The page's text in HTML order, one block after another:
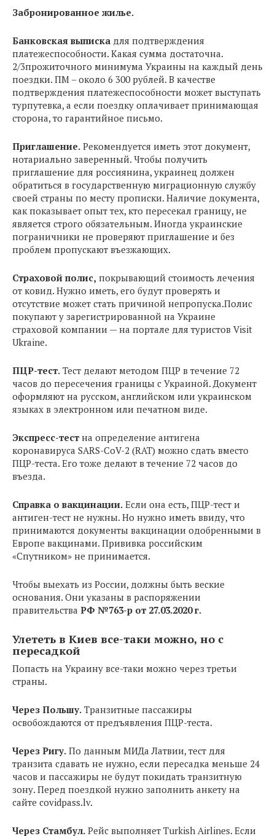
Забронированное жилье.
Банковская выписка для подтверждения
платежеспособности. Какая сумма достаточна.
2/3прожиточного минимума Украины на каждый день
поездки. ПМ – около 6 300 рублей. В качестве
подтверждения платежеспособности может выступать
турпутевка, а если поездку оплачивает принимающая
сторона, то гарантийное письмо.
Приглашение. Рекомендуется иметь этот документ,
нотариально заверенный. Чтобы получить
приглашение для россиянина, украинец должен
обратиться в государственную миграционную службу
своей страны по месту прописки. Наличие документа,
как показывает опыт тех, кто пересекал границу, не
является строго обязательным. Иногда украинские
пограничники не проверяют приглашение и без
проблем пропускают въезжающих.
Страховой полис, покрывающий стоимость лечения
от ковид. Нужно иметь, его будут проверять и
отсутствие может стать причиной непропуска.Полис
покупают у зарегистрированной на Украине
страховой компании — на портале для туристов Visit
Ukraine.
ПЦР-тест. Тест делают методом ПЦР в течение 72
часов до пересечения границы с Украиной. Документ
оформляют на русском, английском или украинском
языках в электронном или печатном виде.
Экспресс-тест на определение антигена
коронавируса SARS-CoV-2 (RAT) можно сдать вместо
ПЦР-теста. Его тоже делают в течение 72 часов до
въезда.
Справка о вакцинации. Если она есть, ПЦР-тест и
антиген-тест не нужны. Но нужно иметь ввиду, что
принимаются документы вакцинации одобренными в
Европе вакцинами. Прививка российским
«Спутником» не принимается.
Чтобы выехать из России, должны быть веские
основания. Они указаны в распоряжении
правительства РФ №763-р от 27.03.2020 г.
Улететь в Киев все-таки можно, но с
пересадкой
Попасть на Украину все-таки можно через третьи
страны.
Через Польшу. Транзитные пассажиры
освобождаются от предъявления ПЦР-теста.
Через Ригу. По данным МИДа Латвии, тест для
транзита сдавать не нужно, если пересадка меньше 24
часов и пассажиры не будут покидать транзитную
зону. Перед поездкой нужно заполнить анкету на
сайте covidpass.lv.
Через Стамбул. Рейс выполняет Turkish Airlines. Если